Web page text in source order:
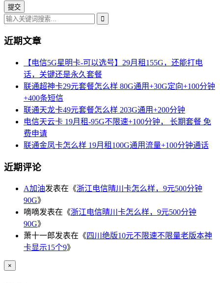
近期文章
【电信5G星明卡-可以选号】29月租155G，还能打电
话，关键还是永久套餐
联通超神卡29元套餐怎么样 80G通用+30G定向+100分钟
+400条短信
联通天龙卡49元套餐怎么样 203G通用+200分钟
电信天云卡 19月租-95G不限速+100分钟， 长期套餐 免
费申请
联通金凤卡怎么样 19月租100G通用流量+100分钟通话
近期评论
A加油发表在《浙江电信晴川卡怎么样，9元500分钟
90G》
嘀嘀发表在《浙江电信晴川卡怎么样，9元500分钟
90G》
萧十一郎发表在《四川绝版10元不限速不限量老版本神
卡显示15个9》
×